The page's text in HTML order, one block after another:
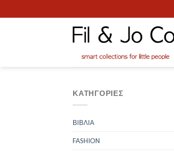
to
ΚΑΤΗΓΟΡΊΕΣ
ΒΙΒΛΙΑ
FASHION